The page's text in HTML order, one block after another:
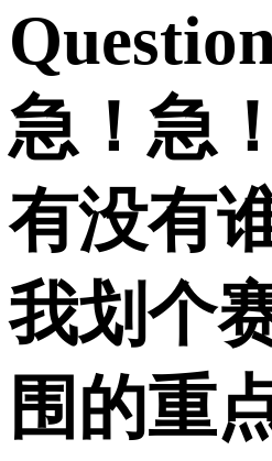
急！急
有没有
我划个
围的重